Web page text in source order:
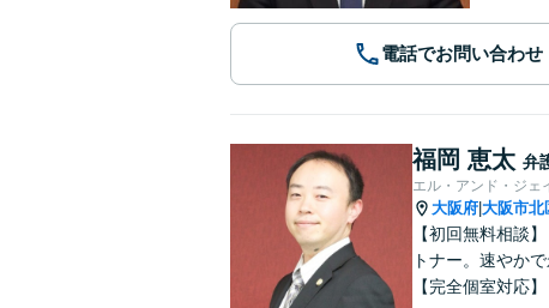
電話でお問い合わせ
福岡 恵太 弁
エル・アンド・ジェ
大阪府 大阪市北
【初回無料相談
トナー。速やか
【完全個室対応】